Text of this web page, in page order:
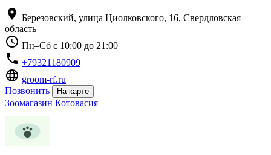
location_on Березовский, улица Циолковского, 16, Свердловская
область
schedule Пн–Сб с 10:00 до 21:00
phone +79321180909
language groom-rf.ru
Позвонить
На карте
Зоомагазин Котовасия